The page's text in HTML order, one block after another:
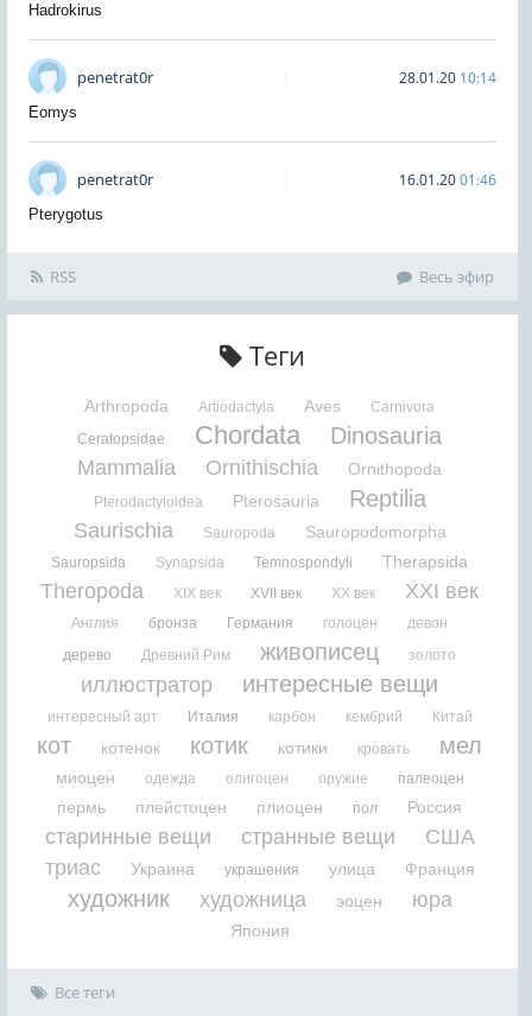
Hadrokirus
penetrat0r 28.01.20 10:14
Eomys
penetrat0r 16.01.2001:46
Pterygotus
RSS Весь эфир
Теги
Arthropoda Artiodactyla Aves
Carnivora
Ceratopsidae
Chordata Dinosauria
Mammalia Ornithischia Ornithopoda
Pterodactyloidea Pterosauria Reptilia
Saurischia Sauropoda Sauropodomorpha
Sauropsida Synapsida Temnospondyli Therapsida
Theropoda XIX век XVII век XX век XXI век
Англия бронза Германия голоцен
девон
дерево
Древний Рим живописец золото
иллюстратор интересные вещи
интересный арт Италия карбон кембрий Китай
кот котенок котик котики кровать мел
миоцен одежда олигоцен оружие палеоцен
пермь плейстоцен плиоцен пол Россия
старинные вещи странные вещи
США
триас
Украина украшения улица Франция
художник художница эоцен юра
Япония
Все теги